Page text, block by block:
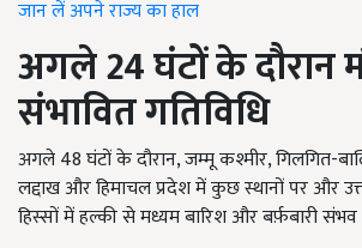
जान लें अपने राज्य का हाल
अगले 24 घंटों के दौरान
संभावित गतिविधि
अगले 48 घंटों के दौरान, जम्मू कश्मीर, गिलगित-
लद्दाख और हिमाचल प्रदेश में कुछ स्थानों पर और
हिस्सों में हल्की से मध्यम बारिश और बर्फ़बारी संभव